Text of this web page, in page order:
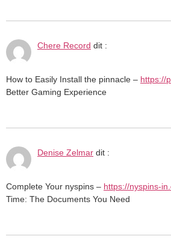
Chere Record dit :
How to Easily Install the pinnacle – https://
Better Gaming Experience
Denise Zelmar dit :
Complete Your nyspins – https://nyspins-
Time: The Documents You Need